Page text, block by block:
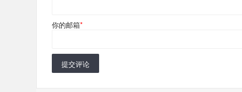
你的邮箱*
提交评论